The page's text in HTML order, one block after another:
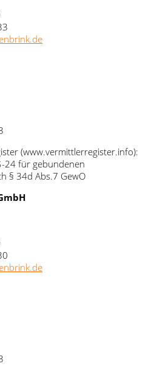
(www.vermittlerregister.info):
24 für gebundenen
§ 34d Abs.7 GewO